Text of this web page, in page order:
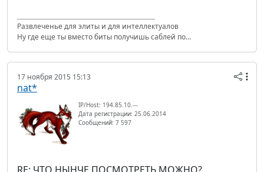
Развлеченье для элиты и для интеллектуалов
Ну где еще ты вместо биты получишь саблей по...
17 ноября 2015 15:13
nat*
IP/Host: 194.85.10.---
Дата регистрации: 25.06.2014
Сообщений: 7 597